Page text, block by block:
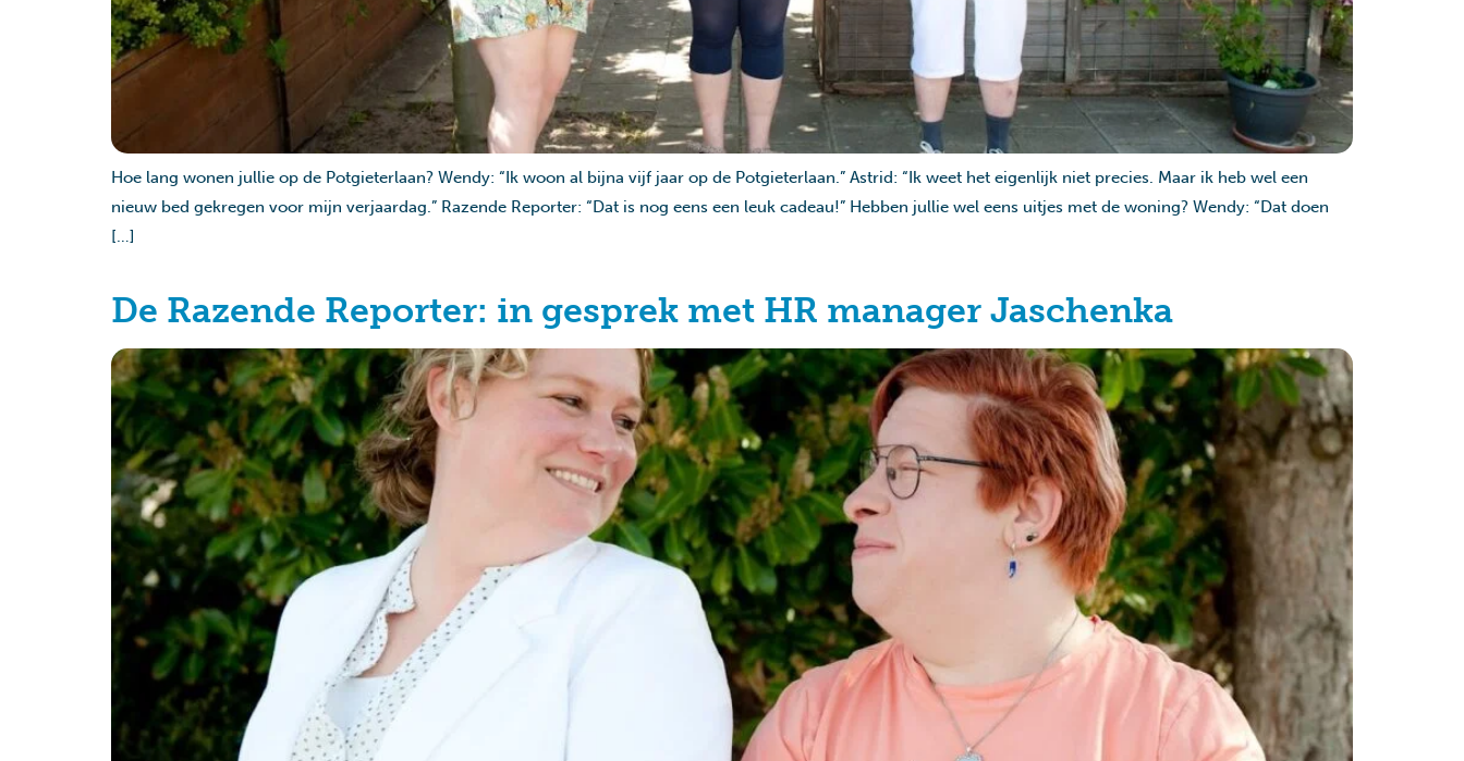
Hoe lang wonen jullie op de Potgieterlaan? Wendy: “Ik woon al bijna vijf jaar op de Potgieterlaan.” Astrid: “Ik weet het eigenlijk niet precies. Maar ik heb wel een
nieuw bed gekregen voor mijn verjaardag.” Razende Reporter: “Dat is nog eens een leuk cadeau!” Hebben jullie wel eens uitjes met de woning? Wendy: “Dat doen
[…]
De Razende Reporter: in gesprek met HR manager Jaschenka